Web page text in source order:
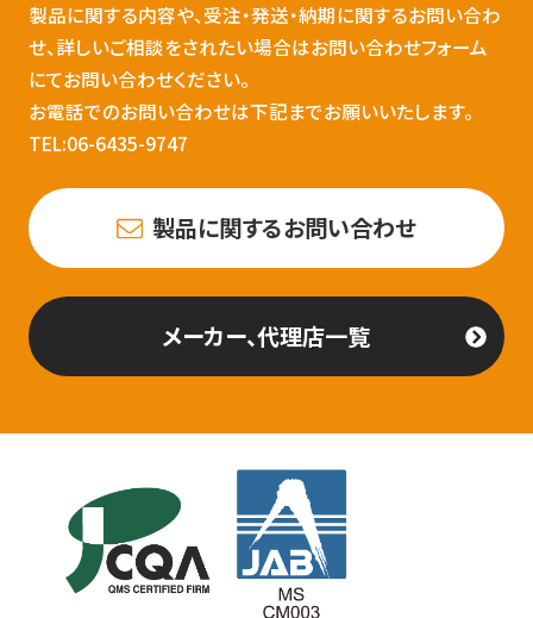
製品に関する内容や、受注・発送・納期に関するお問い合わ
せ、詳しいご相談をされたい場合はお問い合わせフォーム
にてお問い合わせください。
お電話でのお問い合わせは下記までお願いいたします。
TEL:06-6435-9747
製品に関するお問い合わせ
メーカー、代理店一覧